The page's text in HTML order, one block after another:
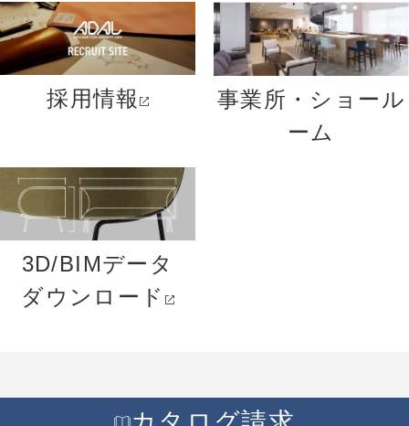
採用情報
事業所・ショール
ーム
3D/BIMデータ
ダウンロード